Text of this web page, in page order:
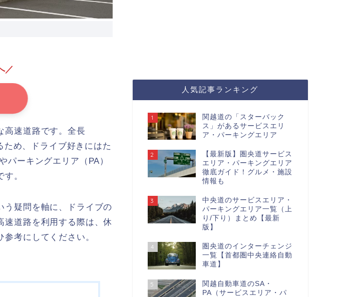
／
高速道路です。全長
め、ドライブ好きにはた
パーキングエリア（PA）
。
疑問を軸に、ドライブの
速道路を利用する際は、休
考にしてください。
人気記事ランキング
1
関越道の「スターバック
ス」があるサービスエリ
ア・パーキングエリア
2
【最新版】圏央道サービス
エリア・パーキングエリア
徹底ガイド！グルメ・施設
情報も
3
中央道のサービスエリア・
パーキングエリア一覧（上
り/下り）まとめ【最新
版】
4
圏央道のインターチェンジ
一覧【首都圏中央連絡自動
車道】
5
関越自動車道のSA・
PA（サービスエリア・パ